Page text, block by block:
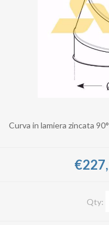
Curva in lamiera zincata
Qty: